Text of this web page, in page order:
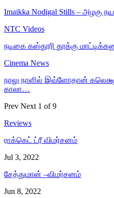
Imaikka Nodigal Stills – அழகு
NTC Videos
நடிகை கஸ்தூரி தூக்கு
Cinema News
நாலு நாளில் இவ்ளோதான்
காலா…
Prev Next 1 of 9
Reviews
ராக்கெட் ட்ரீ விமர்சனம்
Jul 3, 2022
சேத்துமான் –விமர்சனம்
Jun 8, 2022